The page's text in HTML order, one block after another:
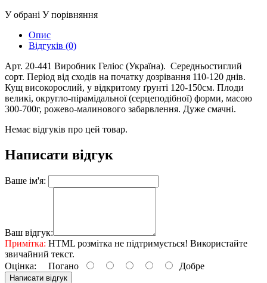
У обрані У порівняння
Опис
Відгуків (0)
Арт. 20-441 Виробник Геліос (Україна). Середньостиглий
сорт. Період від сходів на початку дозрівання 110-120 днів.
Кущ високорослий, у відкритому ґрунті 120-150см. Плоди
великі, округло-пірамідальної (серцеподібної) форми, масою
300-700г, рожево-малинового забарвлення. Дуже смачні.
Немає відгуків про цей товар.
Написати відгук
Ваше ім'я:
Ваш відгук:
Примітка: HTML розмітка не підтримується! Використайте
звичайний текст.
Оцінка: Погано Добре
Написати відгук